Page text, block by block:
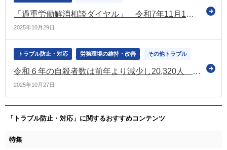
「過重労働解消相談ダイヤル」 令和7年11月1日に実施（厚労省）
2025年10月29日
トラブル防止・対応 労務環境の維持・改善 その他トラブル
令和６年の自殺者数は前年より減少し20,320人 統計開始以降2番目に少ない数値（令和7年版自殺対策白書）
2025年10月27日
「トラブル防止・対応」に関するおすすめコンテンツ
特集